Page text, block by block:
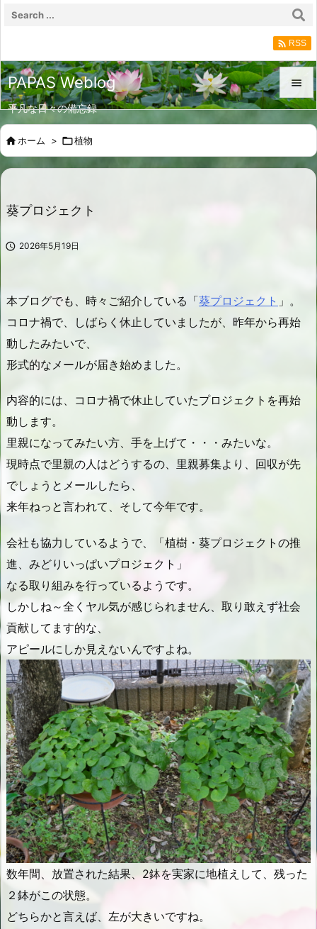
PAPAS Weblog
平凡な日々の備忘録


メニュ
 RSS
ホーム > 植物
葵プロジェクト
 2026年5月19日
本ブログでも、時々ご紹介している「葵プロジェクト 」。
コロナ禍で、しばらく休止していましたが、昨年から再始
動したみたいで、
形式的なメールが届き始めました。
内容的には、コロナ禍で休止していたプロジェクトを再始
動します。
里親になってみたい方、手を上げて・・・みたいな。
現時点で里親の人はどうするの、里親募集より、回収が先
でしょうとメールしたら、
来年ねっと言われて、そして今年です。
会社も協力しているようで、「植樹・葵プロジェクトの推
進、みどりいっぱいプロジェクト」
なる取り組みを行っているようです。
しかしね～全くヤル気が感じられません、取り敢えず社会
貢献してます的な、
アピールにしか見えないんですよね。
数年間、放置された結果、2鉢を実家に地植えして、残った
２鉢がこの状態。
どちらかと言えば、左が大きいですね。